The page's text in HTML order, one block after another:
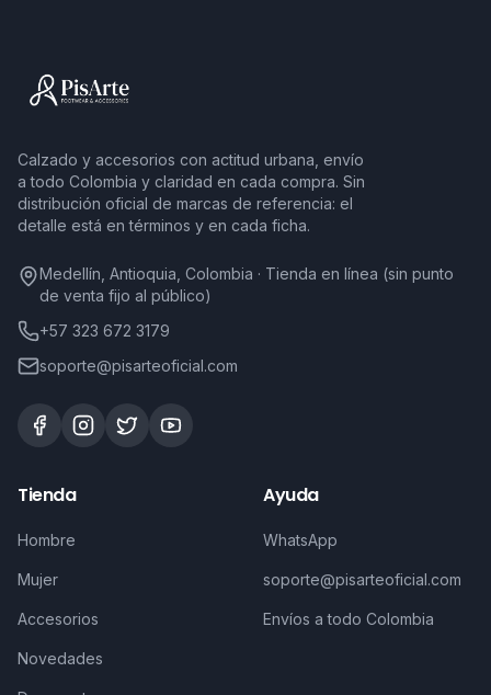
Calzado y accesorios con actitud urbana, envío
a todo Colombia y claridad en cada compra. Sin
distribución oficial de marcas de referencia: el
detalle está en términos y en cada ficha.
Medellín, Antioquia, Colombia · Tienda en línea (sin punto
de venta fijo al público)
+57 323 672 3179
soporte@pisarteoficial.com
Tienda
Hombre
Mujer
Accesorios
Novedades
Ayuda
WhatsApp
soporte@pisarteoficial.com
Envíos a todo Colombia